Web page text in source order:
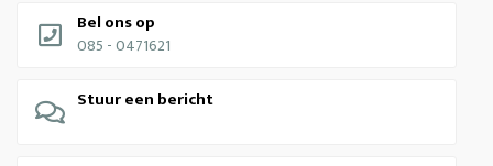
Bel ons op
085 - 0471621
Stuur een bericht